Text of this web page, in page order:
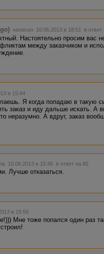
написал 10.06.2013 в 18:51 в ответ
Настоятельно просим вас
между заказчиком и
в 15:44
Я когда попадаю в такую
заказ и иду дальше искать. А
неразумно. А вдруг, заказ
10.06.2013 в 15:45 в ответ на #2
Лучше отказаться.
в 15:56
Мне тоже попался один раз